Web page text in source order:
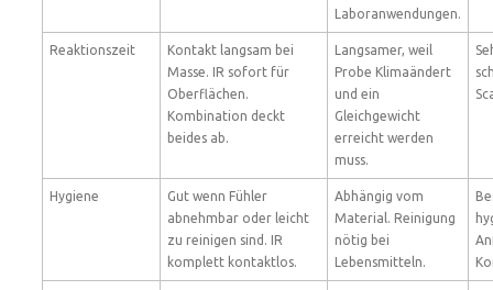
Laboranwendungen.
Reaktionszeit
Kontakt langsam bei
Masse. IR sofort für
Oberflächen.
Kombination deckt
beides ab.
Langsamer, weil
Probe Klimaändert
und ein
Gleichgewicht
erreicht werden
muss.
Hygiene
Gut wenn Fühler
abnehmbar oder leicht
zu reinigen sind. IR
komplett kontaktlos.
Abhängig vom
Material. Reinigung
nötig bei
Lebensmitteln.